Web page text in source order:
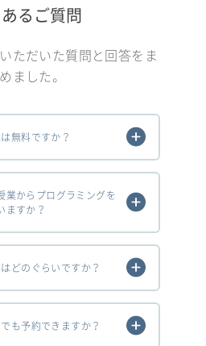
るご質問
ただいた質問と回答をま
ました。
無料ですか？
業からプログラミングを
ますか？
どのぐらいですか？
も予約できますか？